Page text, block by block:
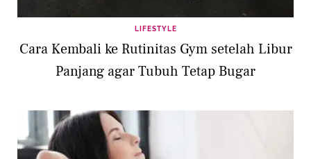
LIFESTYLE
Cara Kembali ke Rutinitas Gym setelah Libur
Panjang agar Tubuh Tetap Bugar